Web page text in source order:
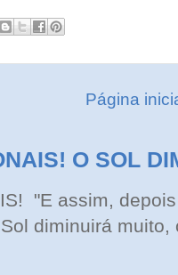
Página
O SOL
"E assim,
diminuirá